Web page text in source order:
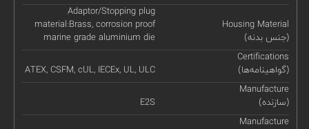
Housing Material
(جنس بدنه)
Adaptor/Stopping plug
material:Brass, corrosion proof
marine grade aluminium die
Certifications
(گواهینامه‌ها)
ATEX, CSFM, cUL, IECEx, UL, ULC
Manufacture
(سازنده)
E2S
Manufacture